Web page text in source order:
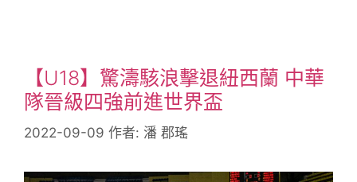
【U18】驚濤駭浪擊退紐西蘭 中華
隊晉級四強前進世界盃
2022-09-09 作者: 潘 郡瑤